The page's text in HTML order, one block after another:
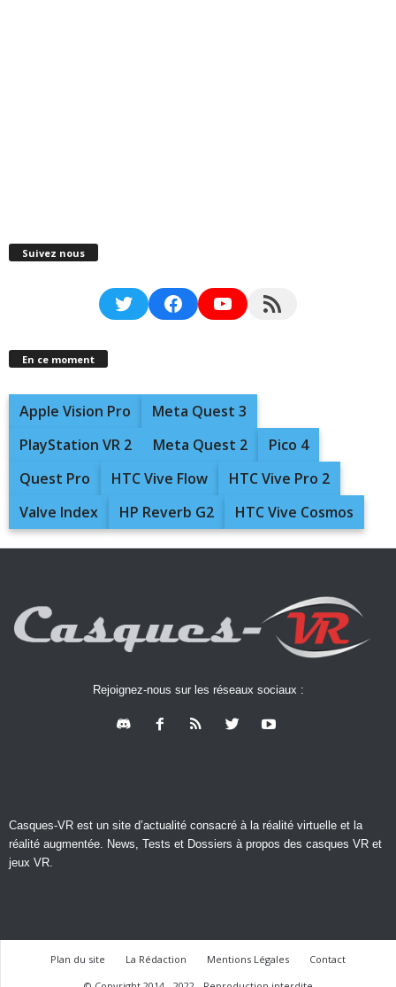
Suivez nous
TwitterFacebookYouTubeRSS Feed
En ce moment
Apple Vision Pro
Meta Quest 3
PlayStation VR 2
Meta Quest 2
Pico 4
Quest Pro
HTC Vive Flow
HTC Vive Pro 2
Valve Index
HP Reverb G2 HTC Vive Cosmos
Rejoignez-nous sur les réseaux sociaux :
Casques-VR est un site d’actualité consacré à la réalité virtuelle et la
réalité augmentée. News, Tests et Dossiers à propos des casques VR et
jeux VR.
Plan du site La Rédaction Mentions Légales
Contact